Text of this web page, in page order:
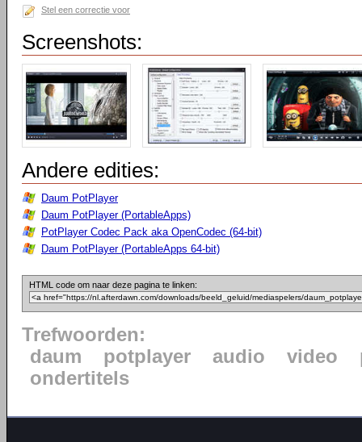
Stel een correctie voor
Screenshots:
Andere edities:
Daum PotPlayer
Daum PotPlayer (PortableApps)
PotPlayer Codec Pack aka OpenCodec (64-bit)
Daum PotPlayer (PortableApps 64-bit)
HTML code om naar deze pagina te linken:
Trefwoorden:
daum
potplayer audio video
ondertitels